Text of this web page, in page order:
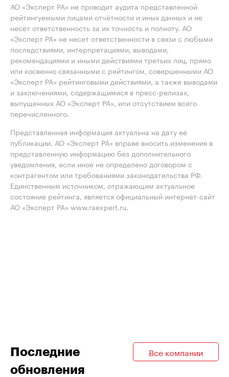
АО «Эксперт РА» не проводит аудита представленной
рейтингуемыми лицами отчётности и иных данных и не
несёт ответственность за их точность и полноту. АО
«Эксперт РА» не несет ответственности в связи с любыми
последствиями, интерпретациями, выводами,
рекомендациями и иными действиями третьих лиц, прямо
или косвенно связанными с рейтингом, совершенными АО
«Эксперт РА» рейтинговыми действиями, а также выводами
и заключениями, содержащимися в пресс-релизах,
выпущенных АО «Эксперт РА», или отсутствием всего
перечисленного.
Представленная информация актуальна на дату её
публикации. АО «Эксперт РА» вправе вносить изменения в
представленную информацию без дополнительного
уведомления, если иное не определено договором с
контрагентом или требованиями законодательства РФ.
Единственным источником, отражающим актуальное
состояние рейтинга, является официальный интернет-сайт
АО «Эксперт РА» www.raexpert.ru.
Последние
обновления
Все компании